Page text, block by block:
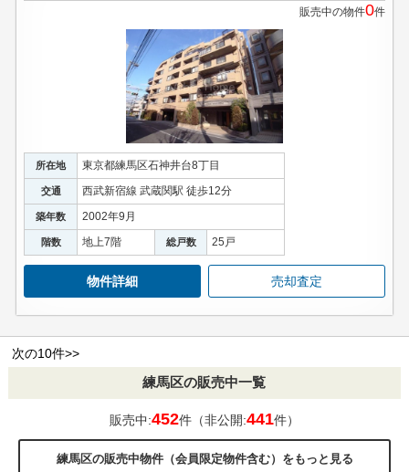
販売中の物件0件
所在地 東京都練馬区石神井台8丁目
交通 西武新宿線 武蔵関駅 徒歩12分
築年数 2002年9月
階数 地上7階 総戸数 25戸
物件詳細 売却査定
次の10件>>
練馬区の販売中一覧
販売中:452件（非公開:441件）
練馬区の販売中物件（会員限定物件含む）をもっと見る